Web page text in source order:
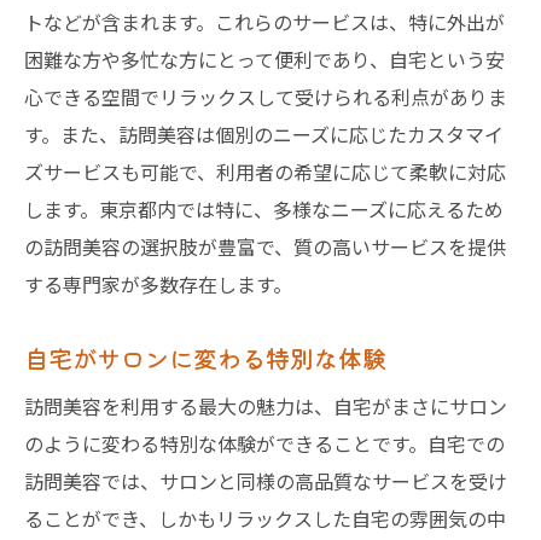
忙しい方必見！訪問美容で自宅がサロンになる
理由
時間を有効活用できる訪問美容
訪問美容が忙しい人に支持される理由
自宅でのサロン体験が可能な背景
訪問美容でストレスフリーな時間を
プロの技術を家庭で手軽に体験
自宅での贅沢体験訪問美容のメニューを徹底解
訪問美容の特別メニューを詳しく紹介
贅沢な訪問美容体験の流れ
訪問美容のハイライトメニュー
トなどが含まれます。これらのサービスは、特に外出が
困難な方や多忙な方にとって便利であり、自宅という安
心できる空間でリラックスして受けられる利点がありま
す。また、訪問美容は個別のニーズに応じたカスタマイ
ズサービスも可能で、利用者の希望に応じて柔軟に対応
します。東京都内では特に、多様なニーズに応えるため
の訪問美容の選択肢が豊富で、質の高いサービスを提供
する専門家が多数存在します。
自宅がサロンに変わる特別な体験
訪問美容を利用する最大の魅力は、自宅がまさにサロン
のように変わる特別な体験ができることです。自宅での
訪問美容では、サロンと同様の高品質なサービスを受け
ることができ、しかもリラックスした自宅の雰囲気の中